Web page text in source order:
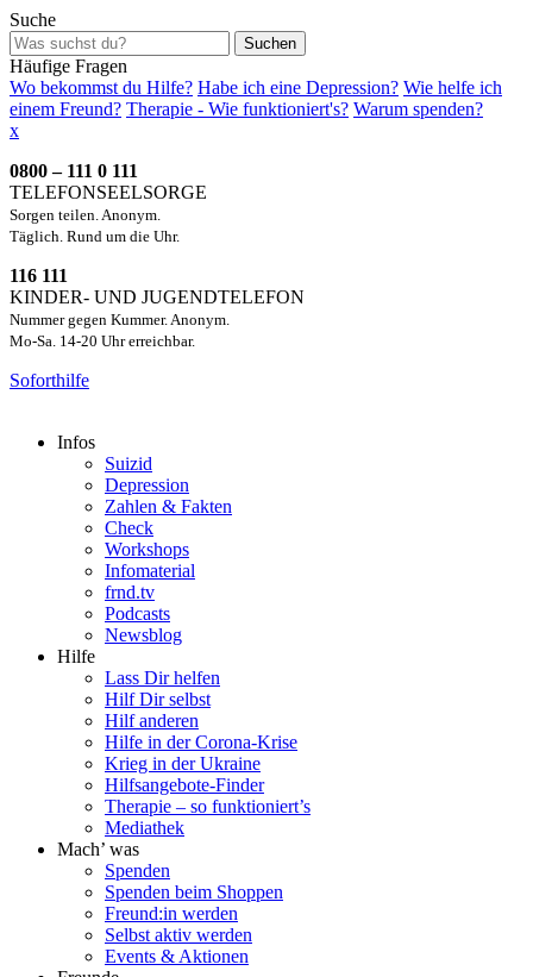
Suche
Suchen
Häufige Fragen
Wo bekommst du Hilfe? Habe ich eine Depression? Wie helfe ich
einem Freund? Therapie - Wie funktioniert's? Warum spenden?
x
0800 – 111 0 111
TELEFONSEELSORGE
Sorgen teilen. Anonym.
Täglich. Rund um die Uhr.
116 111
KINDER- UND JUGENDTELEFON
Nummer gegen Kummer. Anonym.
Mo-Sa. 14-20 Uhr erreichbar.
Soforthilfe
Infos
Suizid
Depression
Zahlen & Fakten
Check
Workshops
Infomaterial
frnd.tv
Podcasts
Newsblog
Hilfe
Lass Dir helfen
Hilf Dir selbst
Hilf anderen
Hilfe in der Corona-Krise
Krieg in der Ukraine
Hilfsangebote-Finder
Therapie – so funktioniert’s
Mediathek
Mach’ was
Spenden
Spenden beim Shoppen
Freund:in werden
Selbst aktiv werden
Events & Aktionen